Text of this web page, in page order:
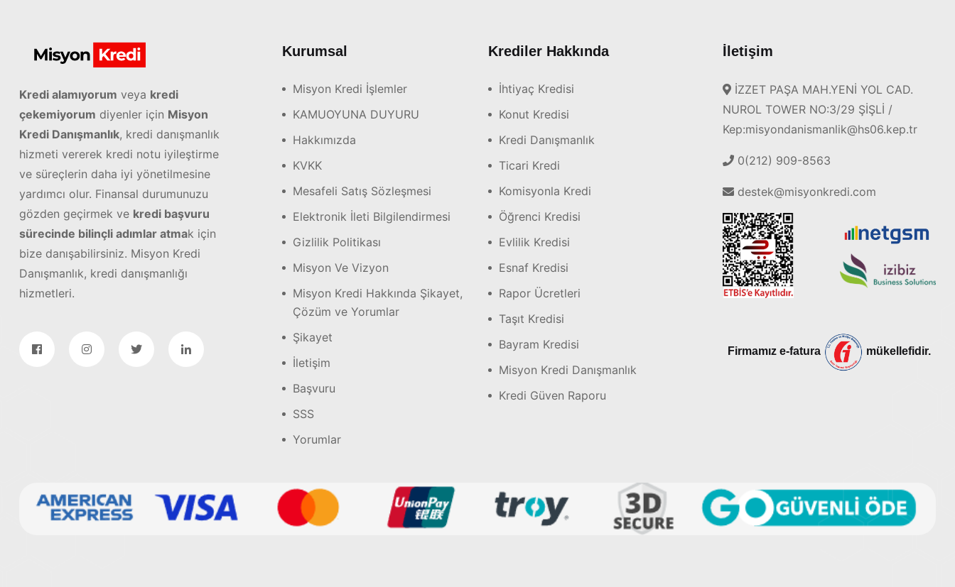
Kredi alamıyorum veya kredi
çekemiyorum diyenler için Misyon
Kredi Danışmanlık, kredi danışmanlık
hizmeti vererek kredi notu iyileştirme
ve süreçlerin daha iyi yönetilmesine
yardımcı olur. Finansal durumunuzu
gözden geçirmek ve kredi başvuru
sürecinde bilinçli adımlar atmak için
bize danışabilirsiniz. Misyon Kredi
Danışmanlık, kredi danışmanlığı
hizmetleri.
Kurumsal
Misyon Kredi İşlemler
KAMUOYUNA DUYURU
Hakkımızda
KVKK
Mesafeli Satış Sözleşmesi
Elektronik İleti Bilgilendirmesi
Gizlilik Politikası
Misyon Ve Vizyon
Misyon Kredi Hakkında Şikayet,
Çözüm ve Yorumlar
Şikayet
İletişim
Başvuru
SSS
Yorumlar
Krediler Hakkında
İhtiyaç Kredisi
Konut Kredisi
Kredi Danışmanlık
Ticari Kredi
Komisyonla Kredi
Öğrenci Kredisi
Evlilik Kredisi
Esnaf Kredisi
Rapor Ücretleri
Taşıt Kredisi
Bayram Kredisi
Misyon Kredi Danışmanlık
Kredi Güven Raporu
İletişim
İZZET PAŞA MAH.YENİ YOL CAD.
NUROL TOWER NO:3/29 ŞİŞLİ /
Kep:misyondanismanlik@hs06.kep.tr
0(212) 909-8563
destek@misyonkredi.com
Firmamız e-fatura mükellefidir.